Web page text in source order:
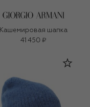
Кашемировая шапка
41 450 ₽